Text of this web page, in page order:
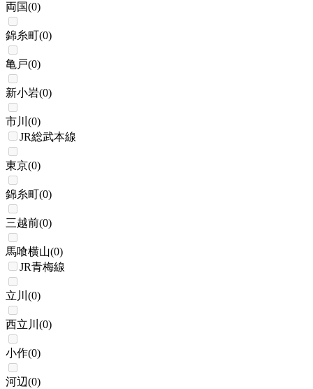
両国(0)
錦糸町(0)
亀戸(0)
新小岩(0)
市川 (0)
JR総武本線
東京(0)
錦糸町(0)
三越前(0)
馬喰横山(0)
JR青梅線
立川 (0)
西立川 (0)
小作(0)
河辺(0)